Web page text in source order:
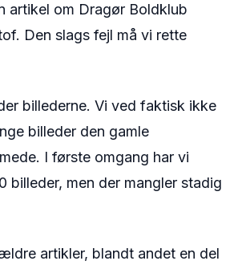
artikel om Dragør Boldklub
Den slags fejl må vi rette
billederne. Vi ved faktisk ikke
billeder den gamle
I første omgang har vi
billeder, men der mangler stadig
artikler, blandt andet en del